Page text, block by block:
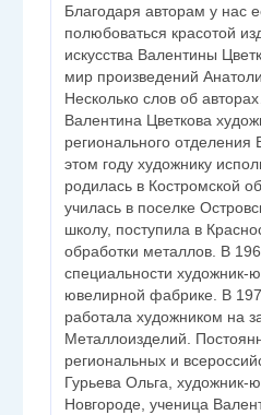
Благодаря авторам у нас
полюбоваться красотой
искусства Валентины
мир произведений
Несколько слов об
Валентина Цветкова
регионального
этом году художнику
родилась в Костромской
училась в поселке
школу, поступила в
обработки металлов. В
специальности художник-
ювелирной фабрике. В
работала художником на
Металлоизделий.
региональных и
Гурьева Ольга, художник-
Новгороде, ученица